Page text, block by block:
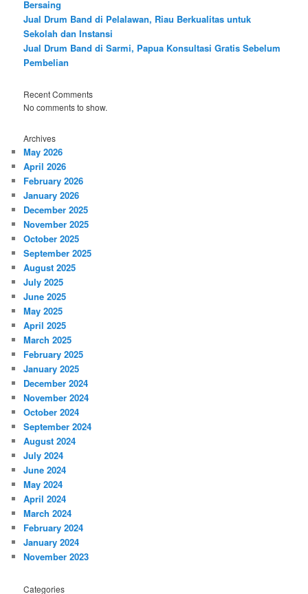
Bersaing
Jual Drum Band di Pelalawan, Riau Berkualitas untuk
Sekolah dan Instansi
Jual Drum Band di Sarmi, Papua Konsultasi Gratis Sebelum
Pembelian
Recent Comments
No comments to show.
Archives
May 2026
April 2026
February 2026
January 2026
December 2025
November 2025
October 2025
September 2025
August 2025
July 2025
June 2025
May 2025
April 2025
March 2025
February 2025
January 2025
December 2024
November 2024
October 2024
September 2024
August 2024
July 2024
June 2024
May 2024
April 2024
March 2024
February 2024
January 2024
November 2023
Categories